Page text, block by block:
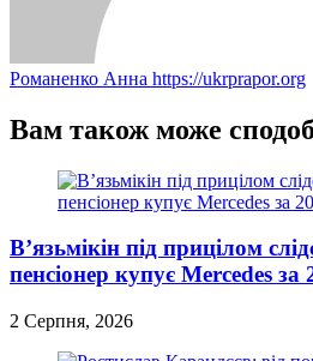
Романенко Анна https://ukrprapor.org
Вам також може
В’язьмікін під прицілом
пенсіонер купує Mercedes за
2 Серпня, 2026